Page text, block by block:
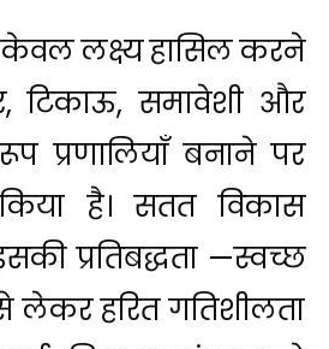
लक्ष्य हासिल करने
टिकाऊ, समावेशी और
प्रणालियाँ बनाने पर
है। सतत विकास
प्रतिबद्धता —स्वच्छ
से लेकर हरित गतिशीलता